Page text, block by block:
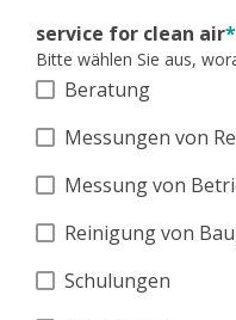
service for clean air*
Bitte wählen Sie aus,
Beratung
Messungen von
Messung von
Reinigung von
Schulungen